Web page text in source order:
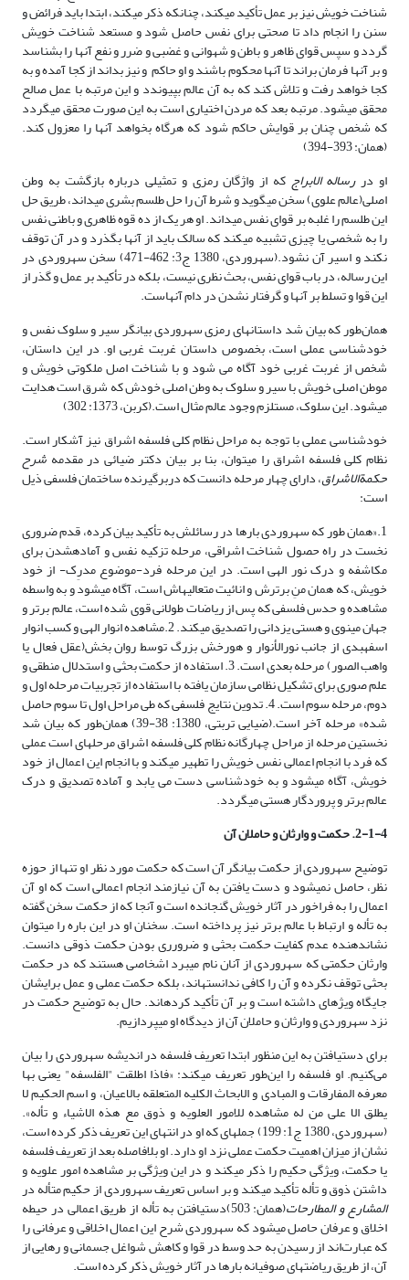
شناخت خویش نیز بر عمل تأکید می­کند، چنانکه ذکر می­کند، ابتدا باید فرائض و
سنن را انجام داد تا صحتی برای نفس حاصل شود و مستعد شناخت خویش
گردد و سپس قوای ظاهر و باطن و شهوانی و غضبی و ضرر و نفع آنها را بشناسد
و بر آنها فرمان براند تا آنها محکوم باشند و او حاکم و نیز بداند از کجا آمده و به
کجا خواهد رفت و تلاش کند که به آن عالم بپیوندد و این مرتبه با عمل صالح
محقق می­شود. مرتبه بعد که مردن اختیاری است به این صورت محقق می­گردد
که شخص چنان بر قوایش حاکم شود که هرگاه بخواهد آنها را معزول کند.
(همان: 393-394)
او دررساله الابراج که از واژگان رمزی و تمثیلی درباره بازگشت به وطن
اصلی(عالم علوی) سخن می­گوید و شرط آن را حل طلسم بشری می­داند، طریق حل
این طلسم را غلبه بر قوای نفس می­داند. او هر یک از ده قوه ظاهری و باطنی نفس
را به شخصی یا چیزی تشبیه می­کند که سالک باید از آنها بگذرد و در آن توقف
نکند و اسیر آن نشود.(سهروردی، 1380 ج3: 462-471) سخن سهروردی در
این رساله، در باب قوای نفس، بحث نظری نیست، بلکه در تأکید بر عمل و گذر از
این قوا و تسلط بر آنها و گرفتار نشدن در دام آنهاست.
همان‌طور که بیان شد داستان­های رمزی سهروردی بیانگر سیر و سلوک نفس و
خودشناسی عملی است، بخصوص داستان غربت غربی او. در این داستان،
شخص از غربت غربی خود آگاه می شود و با شناخت اصل ملکوتی خویش و
موطن اصلی خویش با سیر و سلوک به وطن اصلی خودش که شرق است هدایت
می­شود. این سلوک، مستلزم وجود عالم مثال است.(کربن، 1373: 302)
خودشناسی عملی با توجه به مراحل نظام کلی فلسفه اشراق نیز آشکار است.
نظام کلی فلسفه اشراق را می­توان، بنا بر بیان دکتر ضیائی در مقدمه شرح
حکمة­الاشراق، دارای چهار مرحله دانست که در­برگیرنده ساختمان فلسفی ذیل
است:
1.«همان طور که سهروردی بارها در رسائلش به تأکید بیان کرده، قدم ضروری
نخست در راه حصول شناخت اشراقی، مرحله تزکیه نفس و آماده­شدن برای
مکاشفه و درک نور الهی است. در این مرحله فرد-موضوع مدرِک- از خود
خویش، که همان منِ برترش و انائیت متعالیه­اش است، آگاه می­شود و به واسطه
مشاهده و حدس فلسفی که پس از ریاضات طولانی قوی شده است، عالم برتر و
جهان مینوی و هستی یزدانی را تصدیق می­کند. 2.مشاهده انوار الهی و کسب انوار
اسفهبدی از جانب نورالأنوار و هورخش بزرگ توسط روان بخش(عقل فعال یا
واهب الصور) مرحله بعدی است. 3. استفاده از حکمت بحثی و استدلال منطقی و
علم صوری برای تشکیل نظامی سازمان یافته با استفاده از تجربیات مرحله اول و
دوم، مرحله سوم است. 4. تدوین نتایج فلسفی که طی مراحل اول تا سوم حاصل
شده» مرحله آخر است.(ضیایی تربتی، 1380: 38-39) همان‌طور که بیان شد
نخستین مرحله از مراحل چهارگانه نظام کلی فلسفه اشراق مرحله­ای است عملی
که فرد با انجام اعمالی نفس خویش را تطهیر می­کند و با انجام این اعمال از خود
خویش، آگاه می­شود و به خودشناسی دست می یابد و آماده تصدیق و درک
عالم برتر و پروردگار هستی می­گردد.
2-1-4. حکمت و وارثان و حاملان آن
توضیح سهروردی از حکمت بیانگر آن است که حکمت مورد نظر او تنها از حوزه
نظر، حاصل نمی­شود و دست یافتن به آن نیازمند انجام اعمالی است که او آن
اعمال را به فراخور در آثار خویش گنجانده است و آنجا که از حکمت سخن گفته
به تأله و ارتباط با عالم برتر نیز پرداخته است. سخنان او در این باره را می­توان
نشان­دهنده عدم کفایت حکمت بحثی و ضرورری بودن حکمت ذوقی دانست.
وارثان حکمتی که سهروردی از آنان نام می­برد اشخاصی هستند که در حکمت
بحثی توقف نکرده و آن را کافی ندانسته­اند، بلکه حکمت عملی و عمل برایشان
جایگاه ویژه­ای داشته است و بر آن تأکید کرده­اند. حال به توضیح حکمت در
نزد سهروردی و وارثان و حاملان آن از دیدگاه او می­پردازیم.
برای دست­یافتن به این منظور ابتدا تعریف فلسفه در اندیشه سهروردی را بیان
می‌کنیم. او فلسفه را این‌طور تعریف می­کند: «فاذا اطلقت "الفلسفه" یعنی بها
معرفه المفارقات و المبادی و الابحاث الکلیه المتعلقه بالاعیان، و اسم الحکیم لا
یطلق الا علی من له مشاهده للامور العلویه و ذوق مع هذه الاشیاء و تأله».
(سهروردی، 1380 ج1: 199) جمله­ای که او در انتهای این تعریف ذکر کرده است،
نشان از میزان اهمیت حکمت عملی نزد او دارد. او بلافاصله بعد از تعریف فلسفه
یا حکمت، ویژگی حکیم را ذکر می­کند و در این ویژگی بر مشاهده امور علویه و
داشتن ذوق و تأله تأکید می­کند و بر اساس تعریف سهروردی از حکیم متأله در
المشارع و المطارحات (همان: 503)دست­یافتن به تأله از طریق اعمالی در حیطه
اخلاق و عرفان حاصل می­شود که سهروردی شرح این اعمال اخلاقی و عرفانی را
که عبارت‌اند از رسیدن به حد وسط در قوا و کاهش شواغل جسمانی و رهایی از
آن، از طریق ریاضت­های صوفیانه بارها در آثار خویش ذکر کرده است.